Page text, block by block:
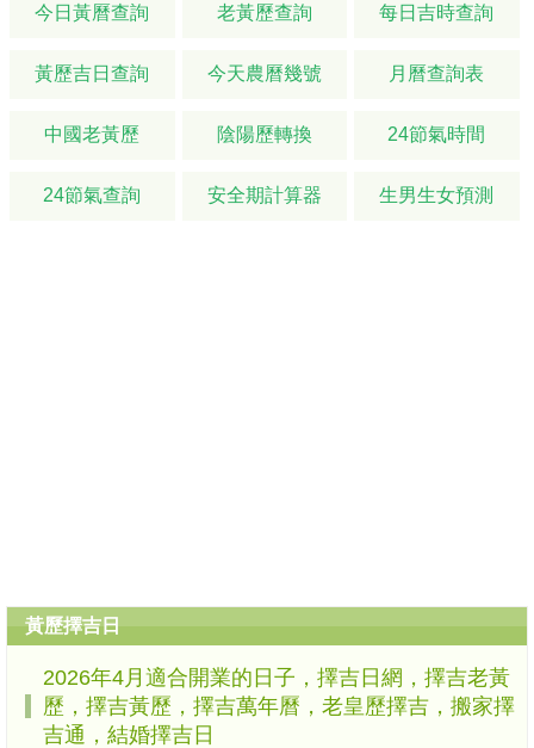
今日黃曆查詢 老黃歷查詢 每日吉時查詢
黃歷吉日查詢 今天農曆幾號 月曆查詢表
中國老黃歷 陰陽歷轉換 24節氣時間
24節氣查詢 安全期計算器 生男生女預測
黃歷擇吉日
2026年4月適合開業的日子，擇吉日網，擇吉老黃
歷，擇吉黃歷，擇吉萬年曆，老皇歷擇吉，搬家擇
吉通，結婚擇吉日